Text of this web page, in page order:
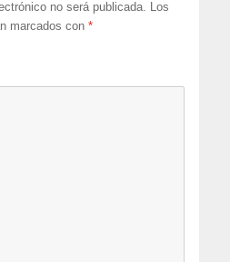
no será publicada. Los
marcados con*